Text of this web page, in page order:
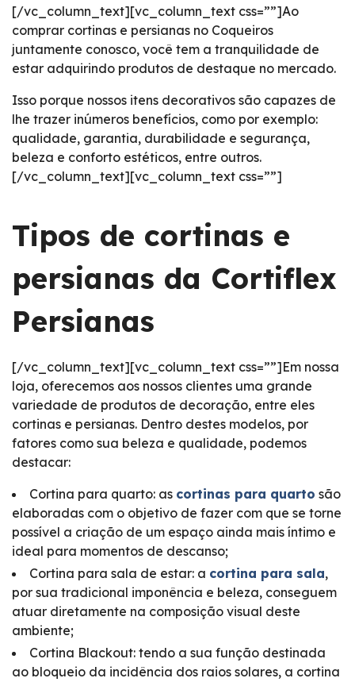
[/vc_column_text][vc_column_text css=””]Ao
comprar cortinas e persianas no Coqueiros
juntamente conosco, você tem a tranquilidade de
estar adquirindo produtos de destaque no mercado.
Isso porque nossos itens decorativos são capazes de
lhe trazer inúmeros benefícios, como por exemplo:
qualidade, garantia, durabilidade e segurança,
beleza e conforto estéticos, entre outros.
[/vc_column_text][vc_column_text css=””]
Tipos de cortinas e
persianas da Cortiflex
Persianas
[/vc_column_text][vc_column_text css=””]Em nossa
loja, oferecemos aos nossos clientes uma grande
variedade de produtos de decoração, entre eles
cortinas e persianas. Dentro destes modelos, por
fatores como sua beleza e qualidade, podemos
destacar:
Cortina para quarto: as cortinas para quarto são
elaboradas com o objetivo de fazer com que se torne
possível a criação de um espaço ainda mais íntimo e
ideal para momentos de descanso;
Cortina para sala de estar: a cortina para sala,
por sua tradicional imponência e beleza, conseguem
atuar diretamente na composição visual deste
ambiente;
Cortina Blackout: tendo a sua função destinada
ao bloqueio da incidência dos raios solares, a cortina